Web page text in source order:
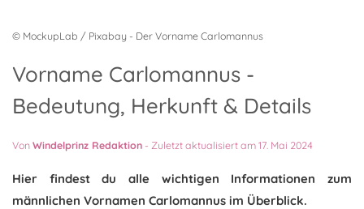
© MockupLab / Pixabay - Der Vorname Carlomannus
Vorname Carlomannus -
Bedeutung, Herkunft & Details
VonWindelprinz Redaktion - Zuletzt aktualisiert am 17. Mai 2024
Hier findest du alle wichtigen Informationen zum
männlichen Vornamen Carlomannus im Überblick.